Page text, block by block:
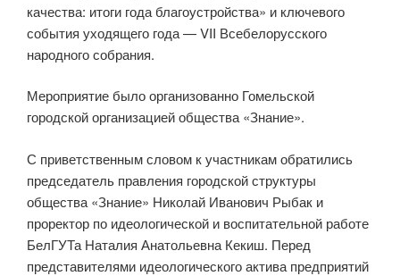
качества: итоги года благоустройства» и ключевого
события уходящего года — VII Всебелорусского
народного собрания.
Мероприятие было организованно Гомельской
городской организацией общества «Знание».
С приветственным словом к участникам обратились
председатель правления городской структуры
общества «Знание» Николай Иванович Рыбак и
проректор по идеологической и воспитательной работе
БелГУТа Наталия Анатольевна Кекиш. Перед
представителями идеологического актива предприятий